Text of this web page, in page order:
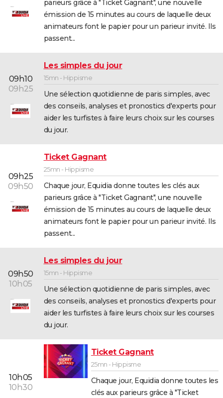
parieurs grâce à "Ticket Gagnant", une nouvelle
émission de 15 minutes au cours de laquelle deux
animateurs font le papier pour un parieur invité. Ils
passent...
09h10
09h25
Les simples du jour
15mn - Hippisme
Une sélection quotidienne de paris simples, avec
des conseils, analyses et pronostics d'experts pour
aider les turfistes à faire leurs choix sur les courses
du jour.
09h25
09h50
Ticket Gagnant
25mn - Hippisme
Chaque jour, Equidia donne toutes les clés aux
parieurs grâce à "Ticket Gagnant", une nouvelle
émission de 15 minutes au cours de laquelle deux
animateurs font le papier pour un parieur invité. Ils
passent...
09h50
10h05
Les simples du jour
15mn - Hippisme
Une sélection quotidienne de paris simples, avec
des conseils, analyses et pronostics d'experts pour
aider les turfistes à faire leurs choix sur les courses
du jour.
10h05
10h30
Ticket Gagnant
25mn - Hippisme
Chaque jour, Equidia donne toutes les
clés aux parieurs grâce à "Ticket